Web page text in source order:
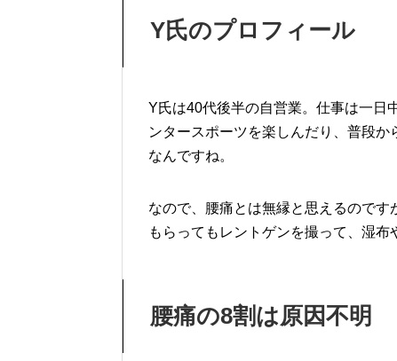
Y氏のプロフィール
Y氏は40代後半の自営業。仕事は一日
ンタースポーツを楽しんだり、普段
なんですね。
なので、腰痛とは無縁と思えるので
もらってもレントゲンを撮って、湿布
腰痛の8割は原因不明